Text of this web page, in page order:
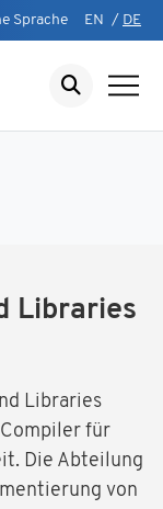
Sprache EN / DE
Libraries
Libraries
für
Die Abteilung
von